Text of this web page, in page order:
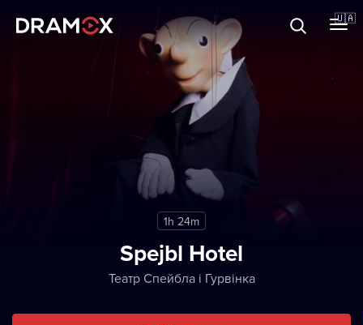
🇺🇦
Зареєструватися
1h 24m
Spejbl Hotel
Театр Спейбла і Гурвінка